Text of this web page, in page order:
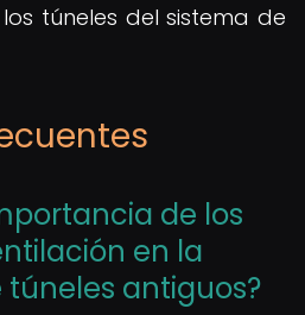
túneles del sistema de
de los
en la
antiguos?